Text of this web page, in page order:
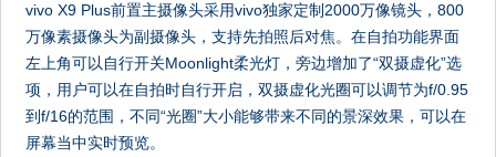
vivo X9 Plus前置主摄像头采用vivo独家定制2000万像镜头，800
万像素摄像头为副摄像头，支持先拍照后对焦。在自拍功能界面
左上角可以自行开关Moonlight柔光灯，旁边增加了“双摄虚化”选
项，用户可以在自拍时自行开启，双摄虚化光圈可以调节为f/0.95
到f/16的范围，不同“光圈”大小能够带来不同的景深效果，可以在
屏幕当中实时预览。